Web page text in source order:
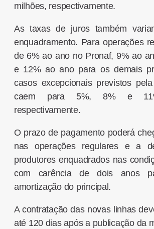
milhões, respectivamente.
As taxas de juros também
enquadramento. Para operações
de 6% ao ano no Pronaf, 9% ao
e 12% ao ano para os demais
casos excepcionais previstos
caem para 5%, 8% e
respectivamente.
O prazo de pagamento poderá
nas operações regulares e a
produtores enquadrados nas
com carência de dois anos
amortização do principal.
A contratação das novas linhas
até 120 dias após a publicação da